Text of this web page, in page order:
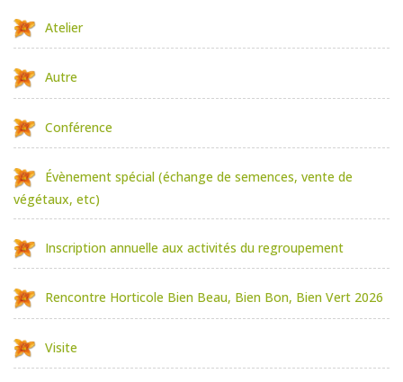
Atelier
Autre
Conférence
Évènement spécial (échange de semences, vente de
végétaux, etc)
Inscription annuelle aux activités du regroupement
Rencontre Horticole Bien Beau, Bien Bon, Bien Vert 2026
Visite